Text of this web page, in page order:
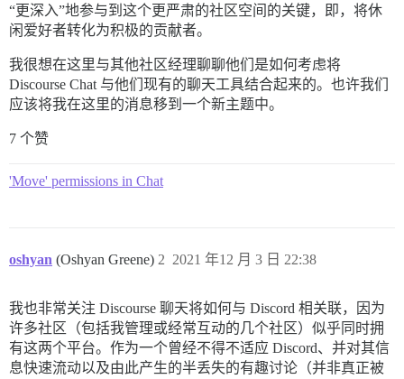
“更深入”地参与到这个更严肃的社区空间的关键，即，将休
闲爱好者转化为积极的贡献者。
我很想在这里与其他社区经理聊聊他们是如何考虑将
Discourse Chat 与他们现有的聊天工具结合起来的。也许我们
应该将我在这里的消息移到一个新主题中。
7 个赞
'Move' permissions in Chat
oshyan (Oshyan Greene) 2021 年12 月 3 日 22:38
2
我也非常关注 Discourse 聊天将如何与 Discord 相关联，因为
许多社区（包括我管理或经常互动的几个社区）似乎同时拥
有这两个平台。作为一个曾经不得不适应 Discord、并对其信
息快速流动以及由此产生的半丢失的有趣讨论（并非真正被